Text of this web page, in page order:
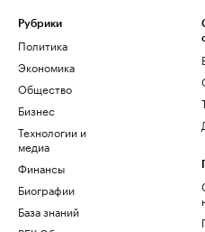
Рубрики
Политика
Экономика
Общество
Бизнес
Технологии и
медиа
Финансы
Биографии
База знаний